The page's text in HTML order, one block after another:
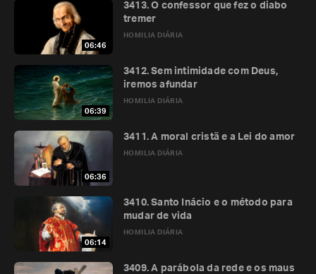
06:46
HOMILIA DIÁRIA
3413. O confessor que fez o diabo
tremer
06:39
HOMILIA DIÁRIA
3412. Sem intimidade com Deus,
iremos afundar
06:36
HOMILIA DIÁRIA
3411. A moral cristã e a Lei do amor
06:14
HOMILIA DIÁRIA
3410. Santo Inácio e o método para
mudar de vida
3409. A parábola da rede e os maus